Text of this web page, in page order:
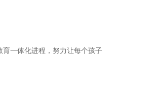
一体化进程，努力让每个孩子